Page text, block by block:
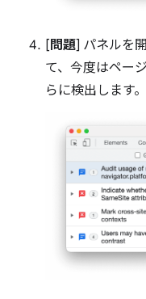
[ 問題] パネルを
て、今度はペー
らに検出します。